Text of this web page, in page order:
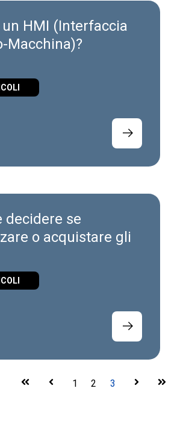
un HMI (Interfaccia
Macchina)?
decidere se
o acquistare gli
First Prev 1 2 3 Next Last